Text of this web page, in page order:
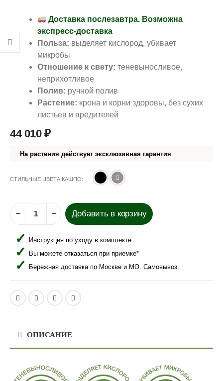
Доставка послезавтра. Возможна
экспресс-доставка
Польза: выделяет кислород, убивает
микробы
Отношение к свету: теневыносливое,
неприхотливое
Полив: ручной полив
Растение: крона и корни здоровы, без сухих
листьев и вредителей
44 010 ₽
На растения действует эксклюзивная гарантия
СТИЛЬНЫЕ ЦВЕТА КАШПО
Добавить в корзину
Инструкция по уходу в комплекте
Вы можете отказаться при приемке*
Бережная доставка по Москве и МО. Самовывоз.
ОПИСАНИЕ